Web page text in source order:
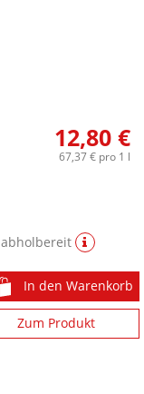
12,80 €
67,37 €pro 1 l
abholbereit
In den Warenkorb
Zum Produkt